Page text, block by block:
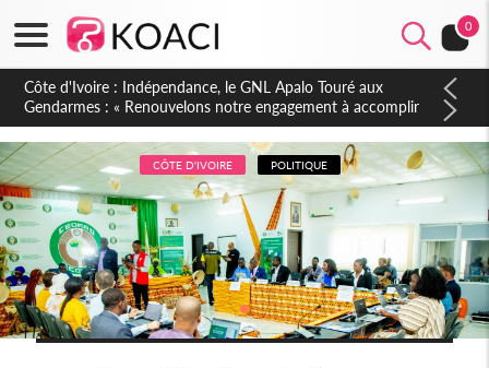
0
Sierra Leone : Un projet de réforme constitutionnelle en
gestation, points clés des amendements, un exclu d'avance
CÔTE D'IVOIRE POLITIQUE